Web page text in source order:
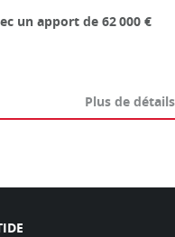
un apport de 62 000 €
Plus de détails